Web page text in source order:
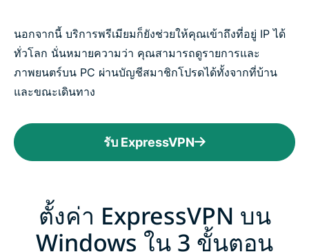
นอกจากนี้ บริการพรีเมียมก็ยังช่วยให้คุณเข้าถึงที่อยู่ IP ได้
ทั่วโลก นั่นหมายความว่า คุณสามารถดูรายการและ
ภาพยนตร์บน PC ผ่านบัญชีสมาชิกโปรดได้ทั้งจากที่บ้าน
และขณะเดินทาง
รับ ExpressVPN
ตั้งค่า ExpressVPN บน
Windows ใน 3 ขั้นตอน